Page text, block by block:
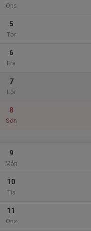
Ons
5
Tor
6
Fre
7
Lör
8
Sön
9
Mån
10
Tis
11
Ons